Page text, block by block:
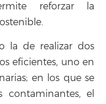
reforzar la
la de realizar dos
eficientes, uno en
en los que se
contaminantes, el